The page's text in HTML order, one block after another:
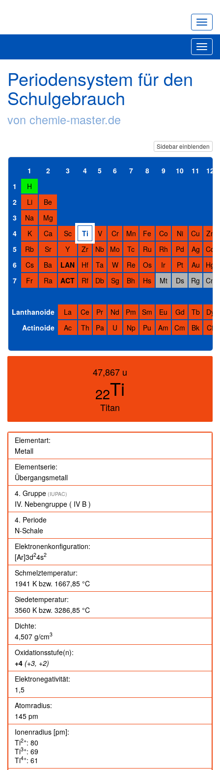
ein-/
Periodensystem für den
Schulgebrauch
von chemie-master.de
Sidebar einblenden
1 2 3 4 5 6 7 8 9 10 11
12
1
H
2
Li
Be
3
Na
Mg
4
K Ca Sc Ti V Cr Mn Fe Co Ni Cu
Zn
5
Rb Sr Y Zr Nb Mo Tc Ru Rh Pd Ag
Cd
6
Cs Ba LAN Hf Ta W Re Os Ir Pt Au
Hg
7
Fr Ra ACT Rf Db Sg Bh Hs Mt Ds Rg Cn
Lanthanoide La Ce Pr Nd Pm Sm Eu Gd Tb
Dy
Actinoide
Ac Th Pa U Np Pu Am Cm Bk Cf
47,867 u
22Ti
Titan
Elementart:
Metall
Elementserie:
Übergangsmetall
4. Gruppe(IUPAC)
IV. Nebengruppe ( IV B )
4. Periode
N-Schale
Elektronenkonfiguration:
[Ar]3d24s2
Schmelztemperatur:
1941 Kbzw. 1667,85 °C
Siedetemperatur:
3560 Kbzw. 3286,85 °C
Dichte:
4,507 g/cm3
Oxidationsstufe(n):
+4(+3, +2)
Elektronegativität:
1,5
Atomradius:
145 pm
Ionenradius [pm]:
Ti2+: 80
Ti3+: 69
Ti4+: 61